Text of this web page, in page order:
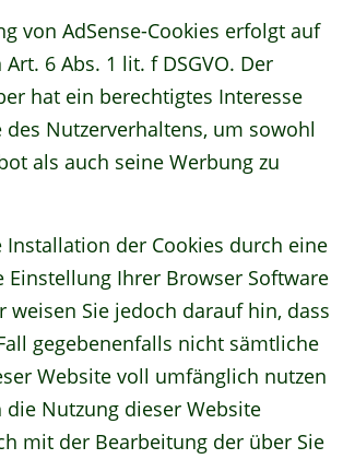
von AdSense-Cookies erfolgt auf
6 Abs. 1 lit. f DSGVO. Der
hat ein berechtigtes Interesse
des Nutzerverhaltens, um sowohl
als auch seine Werbung zu
Installation der Cookies durch eine
Einstellung Ihrer Browser Software
weisen Sie jedoch darauf hin, dass
gegebenenfalls nicht sämtliche
Website voll umfänglich nutzen
die Nutzung dieser Website
mit der Bearbeitung der über Sie